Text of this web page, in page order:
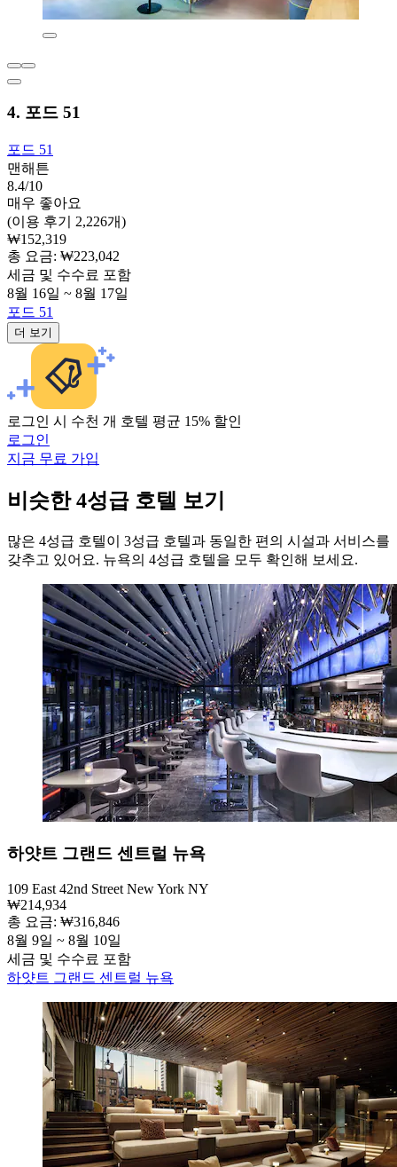
4. 포드 51
포드 51
맨해튼
8.4/10
매우 좋아요
(이용 후기 2,226개)
₩152,319
총 요금: ₩223,042
세금 및 수수료 포함
8월 16일 ~ 8월 17일
포드 51
더 보기
로그인 시 수천 개 호텔 평균 15% 할인
로그인
지금 무료 가입
비슷한 4성급 호텔 보기
많은 4성급 호텔이 3성급 호텔과 동일한 편의 시설과 서비스를
갖추고 있어요. 뉴욕의 4성급 호텔을 모두 확인해 보세요.
하얏트 그랜드 센트럴 뉴욕
109 East 42nd Street New York NY
₩214,934
총 요금: ₩316,846
8월 9일 ~ 8월 10일
세금 및 수수료 포함
하얏트 그랜드 센트럴 뉴욕